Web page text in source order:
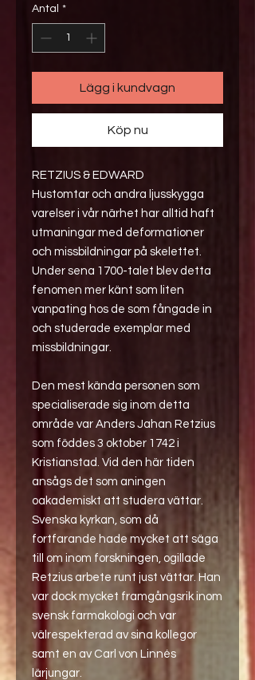
Antal *
Lägg i kundvagn
Köp nu
RETZIUS & EDWARD
Hustomtar och andra ljusskygga
varelser i vår närhet har alltid haft
utmaningar med deformationer
och missbildningar på skelettet.
Under sena 1700-talet blev detta
fenomen mer känt som liten
vanpating hos de som fångade in
och studerade exemplar med
missbildningar.
Den mest kända personen som
specialiserade sig inom detta
område var Anders Jahan Retzius
som föddes 3 oktober 1742 i
Kristianstad. Vid den här tiden
ansågs det som aningen
oakademiskt att studera vättar.
Svenska kyrkan, som då
fortfarande hade mycket att säga
till om inom forskningen, ogillade
Retzius arbete runt just vättar. Han
var dock mycket framgångsrik inom
svensk farmakologi och var
välrespekterad av sina kollegor
samt en av Carl von Linnés
lärjungar.